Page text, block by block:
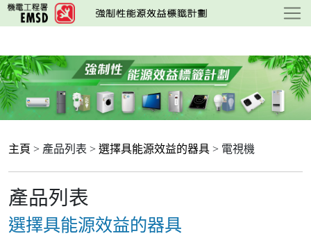
跳
至
要
內
容
主頁 > 產品列表 > 選擇具能源效益的器具 > 電視機
產品列表
選擇具能源效益的器具